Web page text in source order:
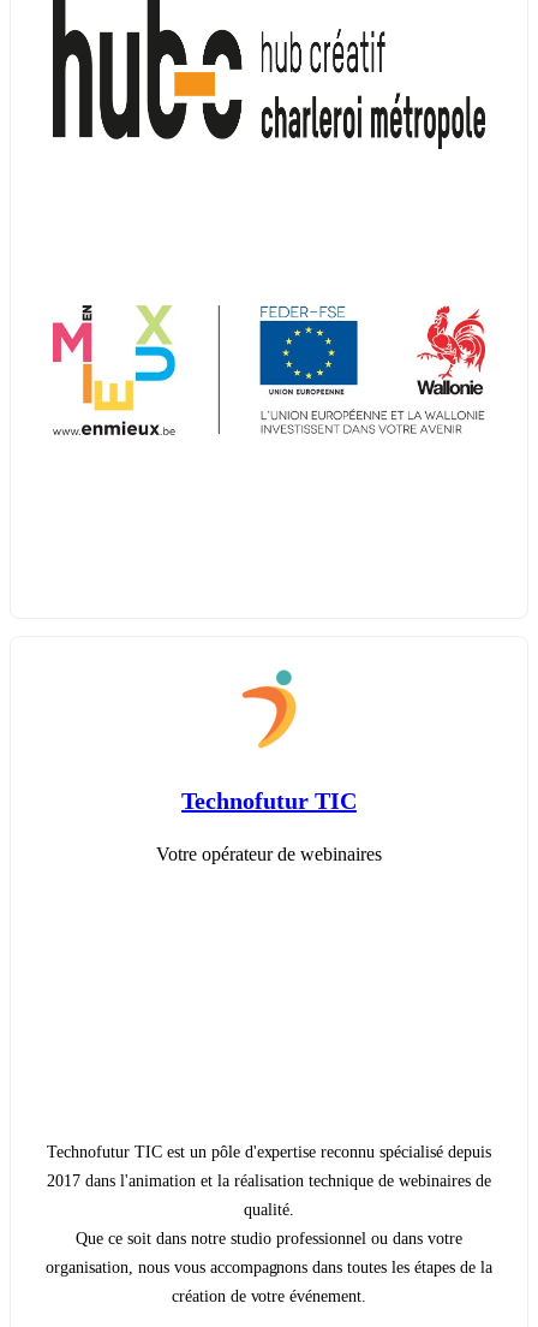
Technofutur TIC
Votre opérateur de webinaires
Technofutur TIC est un pôle d'expertise reconnu spécialisé depuis
2017 dans l'animation et la réalisation technique de webinaires de
qualité.
Que ce soit dans notre studio professionnel ou dans votre
organisation, nous vous accompagnons dans toutes les étapes de la
création de votre événement.